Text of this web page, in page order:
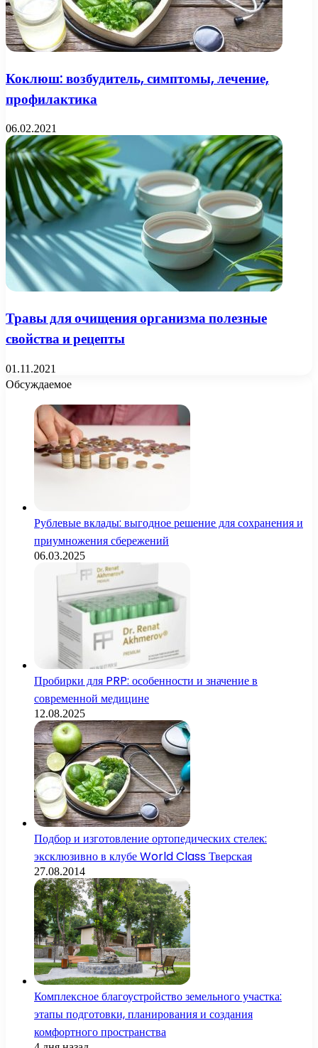
Коклюш: возбудитель, симптомы, лечение,
профилактика
06.02.2021
Травы для очищения организма полезные
свойства и рецепты
01.11.2021
Обсуждаемое
Рублевые вклады: выгодное решение для сохранения и
приумножения сбережений
06.03.2025
Пробирки для PRP: особенности и значение в
современной медицине
12.08.2025
Подбор и изготовление ортопедических стелек:
эксклюзивно в клубе World Class Тверская
27.08.2014
Комплексное благоустройство земельного участка:
этапы подготовки, планирования и создания
комфортного пространства